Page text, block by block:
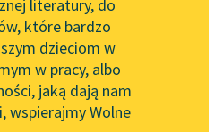
API
OAI-PMH
Widget Wolnych Lektur
Przypisy
literatury, do
które bardzo
dzieciom w
w pracy, albo
jaką dają nam
wspierajmy Wolne
szacie,
Żeby oczy pospólstwo
obracało na cię...
Czytaj więcej